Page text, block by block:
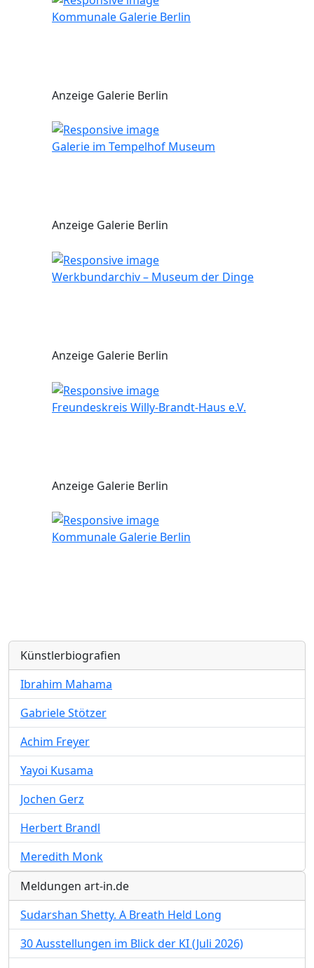
Kommunale Galerie Berlin
Anzeige Galerie Berlin
Galerie im Tempelhof Museum
Anzeige Galerie Berlin
Werkbundarchiv – Museum der Dinge
Anzeige Galerie Berlin
Freundeskreis Willy-Brandt-Haus e.V.
Anzeige Galerie Berlin
Kommunale Galerie Berlin
Künstlerbiografien
Ibrahim Mahama
Gabriele Stötzer
Achim Freyer
Yayoi Kusama
Jochen Gerz
Herbert Brandl
Meredith Monk
Meldungen art-in.de
Sudarshan Shetty. A Breath Held Long
30 Ausstellungen im Blick der KI (Juli 2026)